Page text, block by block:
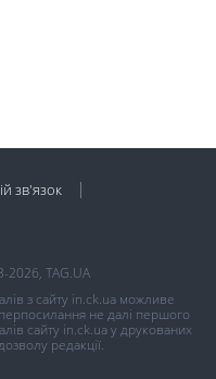
зв'язок
2026, TAG.UA
з сайту in.ck.ua можливе
не далі першого
сайту in.ck.ua у друкованих
редакції.